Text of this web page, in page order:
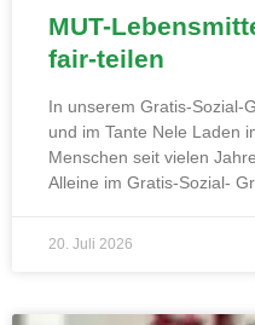
MUT-
fair-teilen
In unserem Gratis-Sozial-
und im Tante Nele Laden
Menschen seit vielen
Alleine im Gratis-Sozial-
20. Juli 2026